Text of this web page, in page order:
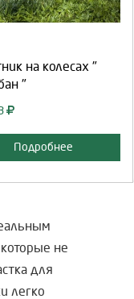
на колесах "
"
Подробнее
не
для
легко